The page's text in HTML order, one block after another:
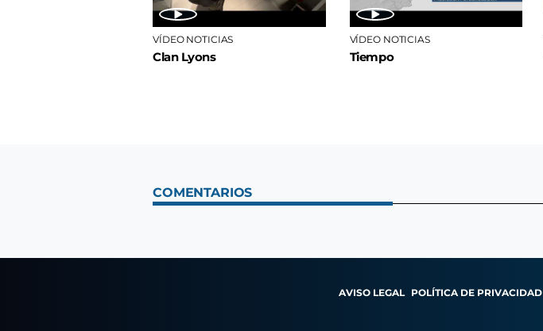
VÍDEO NOTICIAS
Clan Lyons
VÍDEO NOTICIAS
Tiempo
COMENTARIOS
AVISO LEGAL POLÍTICA DE PRIVACIDAD